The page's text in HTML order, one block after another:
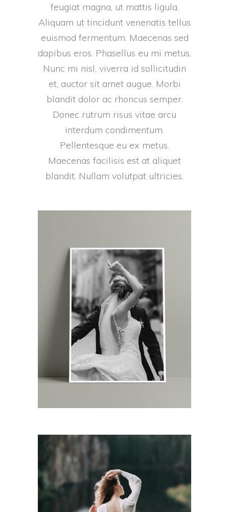
feugiat magna, ut mattis ligula.
Aliquam ut tincidunt venenatis tellus
euismod fermentum. Maecenas sed
dapibus eros. Phasellus eu mi metus.
Nunc mi nisl, viverra id sollicitudin
et, auctor sit amet augue. Morbi
blandit dolor ac rhoncus semper.
Donec rutrum risus vitae arcu
interdum condimentum.
Pellentesque eu ex metus.
Maecenas facilisis est at aliquet
blandit. Nullam volutpat ultricies.